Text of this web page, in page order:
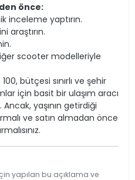
önce:
inceleme yaptırın.
araştırın.
scooter modelleriyle
bütçesi sınırlı ve şehir
için basit bir ulaşım aracı
yaşının getirdiği
ve satın almadan önce
yapılan bu açıklama ve